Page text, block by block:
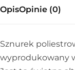
OpisOpinie (0)
Sznurek
wyprodukowany